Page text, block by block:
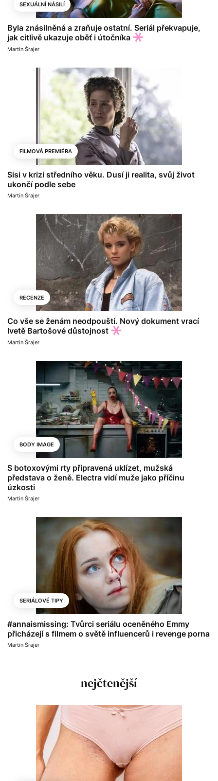
SEXUÁLNÍ NÁSILÍ
Byla znásilněná a zraňuje ostatní. Seriál překvapuje,
jak citlivě ukazuje oběť i útočníka
Martin Šrajer
FILMOVÁ PREMIÉRA
Sisi v krizi středního věku. Dusí ji realita, svůj život
ukončí podle sebe
Martin Šrajer
RECENZE
Co vše se ženám neodpouští. Nový dokument vrací
Ivetě Bartošové důstojnost
Martin Šrajer
BODY IMAGE
S botoxovými rty připravená uklízet, mužská
představa o ženě. Electra vidí muže jako příčinu
úzkosti
Martin Šrajer
SERIÁLOVÉ TIPY
#annaismissing: Tvůrci seriálu oceněného Emmy
přicházejí s filmem o světě influencerů i revenge porna
Martin Šrajer
nejčtenější